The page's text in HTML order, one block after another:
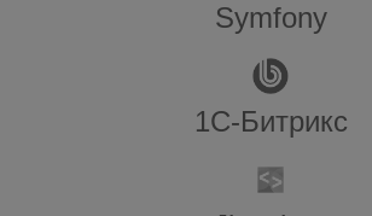
Symfony
1С-Битрикс